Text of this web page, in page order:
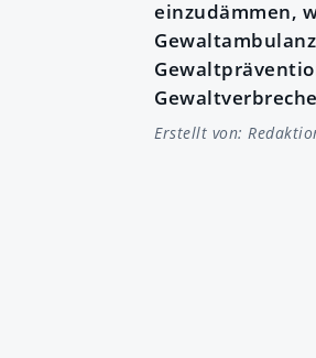
einzudämmen,
Erstellt von: